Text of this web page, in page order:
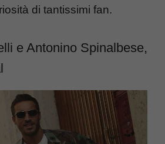
di tantissimi fan.
e Antonino Spinalbese,